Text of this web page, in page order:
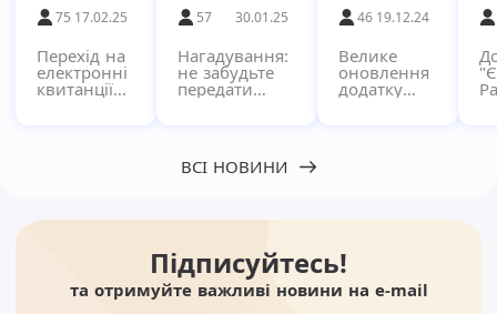
75 17.02.25
Перехід на
електронні
квитанції
57 30.01.25
Нагадування:
не забудьте
передати
46 19.12.24
Велике
оновлення
додатку
ВСІ НОВИНИ
Підписуйтесь!
та отримуйте важливі новини на e-mail